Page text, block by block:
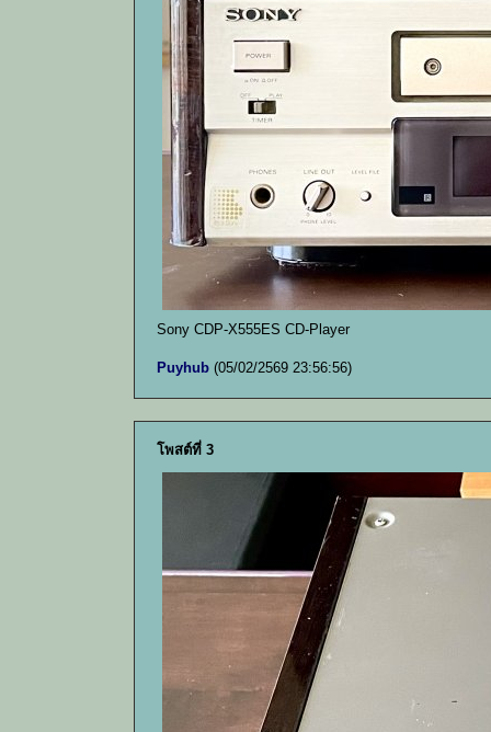
Sony CDP-X555ES CD-Player
Puyhub (05/02/2569 23:56:56)
โพสต์ที่ 3